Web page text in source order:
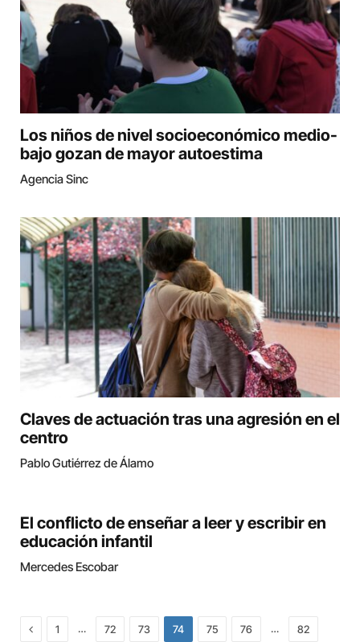
Los niños de nivel socioeconómico medio-
bajo gozan de mayor autoestima
Agencia Sinc
Claves de actuación tras una agresión en el
centro
Pablo Gutiérrez de Álamo
El conflicto de enseñar a leer y escribir en
educación infantil
Mercedes Escobar
Previous
1 … 72 73 74 75 76 … 82